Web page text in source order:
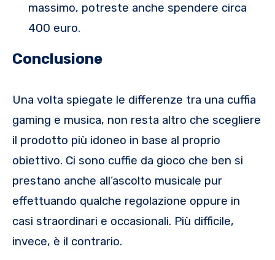
massimo, potreste anche spendere circa
400 euro.
Conclusione
Una volta spiegate le differenze tra una cuffia
gaming e musica, non resta altro che scegliere
il prodotto più idoneo in base al proprio
obiettivo. Ci sono cuffie da gioco che ben si
prestano anche all’ascolto musicale pur
effettuando qualche regolazione oppure in
casi straordinari e occasionali. Più difficile,
invece, è il contrario.